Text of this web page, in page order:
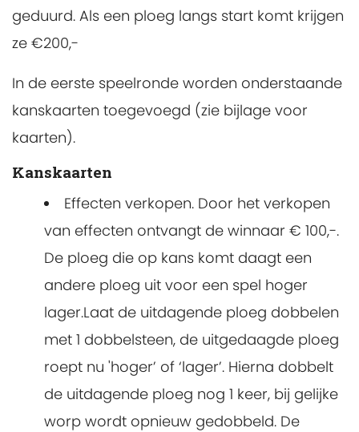
geduurd. Als een ploeg langs start komt krijgen
ze €200,-
In de eerste speelronde worden onderstaande
kanskaarten toegevoegd (zie bijlage voor
kaarten).
Kanskaarten
Effecten verkopen. Door het verkopen
van effecten ontvangt de winnaar € 100,-.
De ploeg die op kans komt daagt een
andere ploeg uit voor een spel hoger
lager.Laat de uitdagende ploeg dobbelen
met 1 dobbelsteen, de uitgedaagde ploeg
roept nu 'hoger’ of ‘lager’. Hierna dobbelt
de uitdagende ploeg nog 1 keer, bij gelijke
worp wordt opnieuw gedobbeld. De